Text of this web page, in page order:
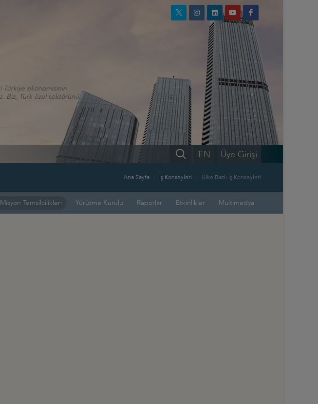
Türkiye ekonomisinin
Biz, Türk özel sektörünü
Üye Girişi
EN
Ana Sayfa İş Konseyleri Ülke Bazlı İş Konseyleri
Temsilcilikleri Yürütme Kurulu Raporlar Etkinlikler Multimedya